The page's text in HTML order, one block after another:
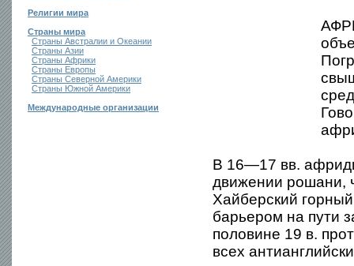
Религии мира
Страны мира
Страны Австралии и Океании
Страны Азии
Страны Африки
Страны Европы
Страны Северной Америки
Страны Южной Америки
Международные организации
В 16—17 вв.
движении рошани,
Хайберский
барьером на пути
половине 19 в.
всех